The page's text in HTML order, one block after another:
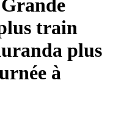
train
plus
à